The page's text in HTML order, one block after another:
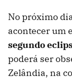
No próximo
acontecer um
segundo
poderá ser
Zelândia, na